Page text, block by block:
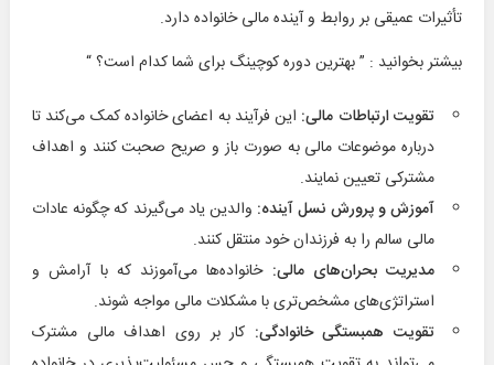
تأثیرات عمیقی بر روابط و آینده مالی خانواده دارد.
بیشتر بخوانید : ”بهترین دوره کوچینگ برای شما کدام است؟“
تقویت ارتباطات مالی: این فرآیند به اعضای خانواده کمک می‌کند تا
درباره موضوعات مالی به صورت باز و صریح صحبت کنند و اهداف
مشترکی تعیین نمایند.
آموزش و پرورش نسل آینده: والدین یاد می‌گیرند که چگونه عادات
مالی سالم را به فرزندان خود منتقل کنند.
مدیریت بحران‌های مالی: خانواده‌ها می‌آموزند که با آرامش و
استراتژی‌های مشخص‌تری با مشکلات مالی مواجه شوند.
تقویت همبستگی خانوادگی: کار بر روی اهداف مالی مشترک